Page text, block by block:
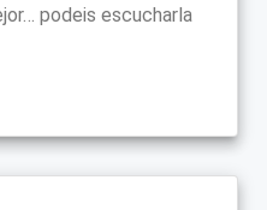
podeis escucharla